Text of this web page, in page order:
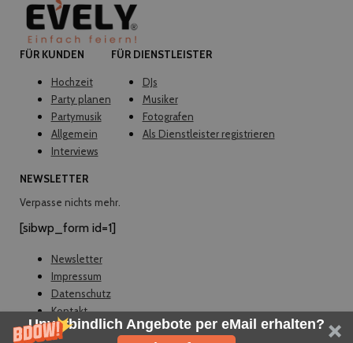
Unverbindlich Angebote per eMail erhalten?
FÜR KUNDEN
Hochzeit
Party planen
Partymusik
Allgemein
Interviews
FÜR DIENSTLEISTER
DJs
Musiker
Fotografen
Als Dienstleister registrieren
NEWSLETTER
Verpasse nichts mehr.
[sibwp_form id=1]
© EVELY 2026
Newsletter
Impressum
Datenschutz
Kontakt